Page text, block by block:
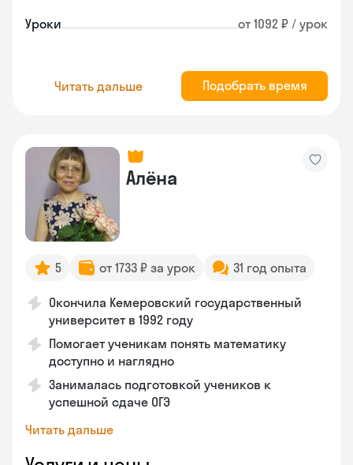
Уроки от 1092 ₽ / урок
Читать дальше Подобрать время
Алёна
5 от 1733 ₽ за урок 31 год опыта
Окончила Кемеровский государственный
университет в 1992 году
Помогает ученикам понять математику
доступно и наглядно
Занималась подготовкой учеников к
успешной сдаче ОГЭ
Читать дальше